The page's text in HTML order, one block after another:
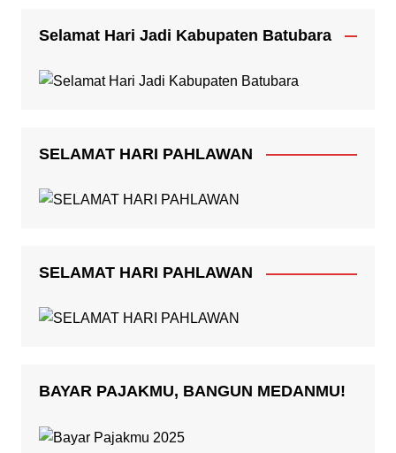
Selamat Hari Jadi Kabupaten Batubara
SELAMAT HARI PAHLAWAN
SELAMAT HARI PAHLAWAN
BAYAR PAJAKMU, BANGUN MEDANMU!